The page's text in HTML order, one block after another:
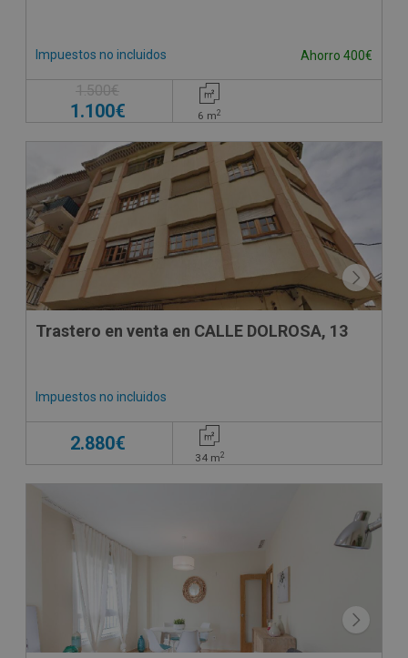
Impuestos no incluidos Ahorro 400€
1.500€
1.100€ 6 m2
Trastero en venta en CALLE DOLROSA, 13
Impuestos no incluidos
2.880€
34 m2